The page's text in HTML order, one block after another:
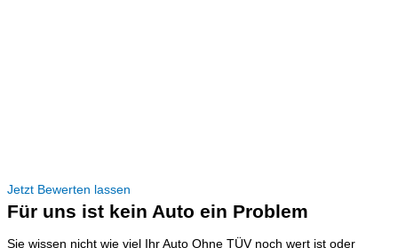
Jetzt Bewerten lassen
Für uns ist kein Auto ein Problem
Sie wissen nicht wie viel Ihr Auto Ohne TÜV noch wert ist oder